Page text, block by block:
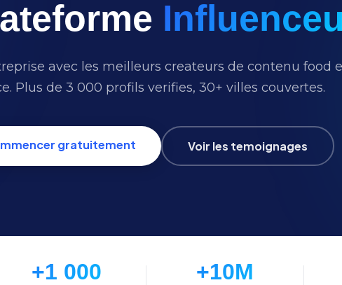
hôtel
votre taux d'occupation avec
Pour le bien-être
Développez votre clientèle en institut, spa
avec les meilleurs createurs de contenu food
Plus de 3 000 profils verifies, 30+ villes couvertes.
gratuitement Voir les temoignages
+1 000 +10M